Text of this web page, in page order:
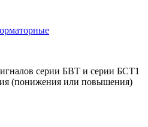
серии БВТ и серии БСТ1
(понижения или повышения)